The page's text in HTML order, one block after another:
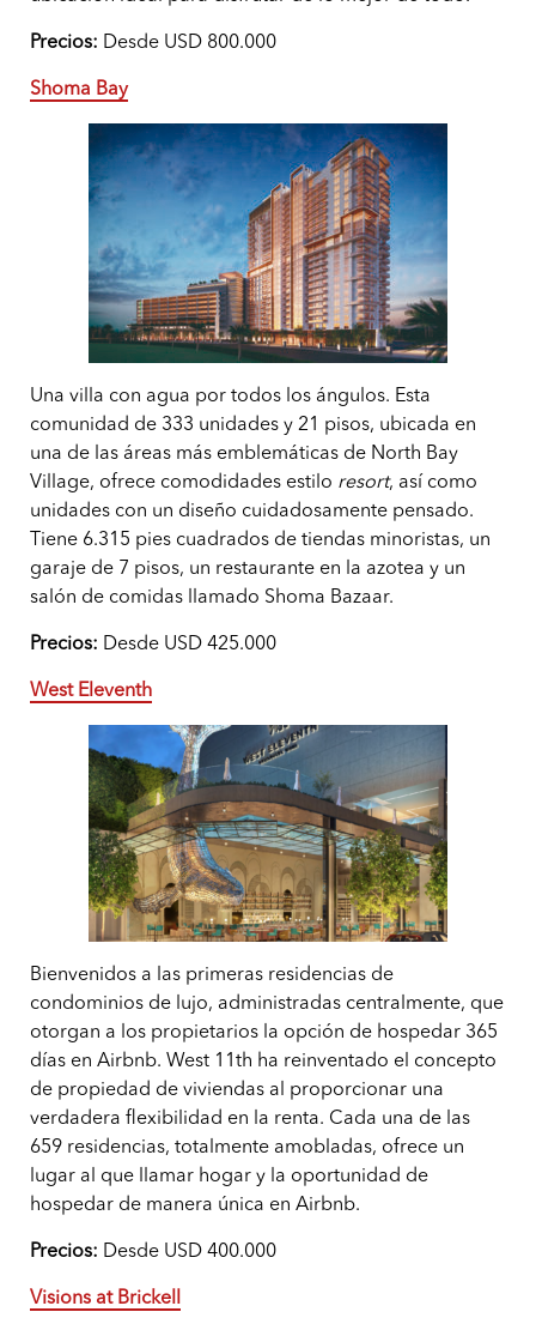
Precios: Desde USD 800.000
Shoma Bay
Una villa con agua por todos los ángulos. Esta
comunidad de 333 unidades y 21 pisos, ubicada en
una de las áreas más emblemáticas de North Bay
Village, ofrece comodidades estilo resort, así como
unidades con un diseño cuidadosamente pensado.
Tiene 6.315 pies cuadrados de tiendas minoristas, un
garaje de 7 pisos, un restaurante en la azotea y un
salón de comidas llamado Shoma Bazaar.
Precios: Desde USD 425.000
West Eleventh
Bienvenidos a las primeras residencias de
condominios de lujo, administradas centralmente, que
otorgan a los propietarios la opción de hospedar 365
días en Airbnb. West 11th ha reinventado el concepto
de propiedad de viviendas al proporcionar una
verdadera flexibilidad en la renta. Cada una de las
659 residencias, totalmente amobladas, ofrece un
lugar al que llamar hogar y la oportunidad de
hospedar de manera única en Airbnb.
Precios: Desde USD 400.000
Visions at Brickell